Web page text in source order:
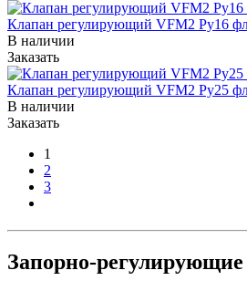
Клапан регулирующий VFM2 Ру16
В наличии
Заказать
Клапан регулирующий VFM2 Ру25
В наличии
Заказать
1
2
3
Запорно-